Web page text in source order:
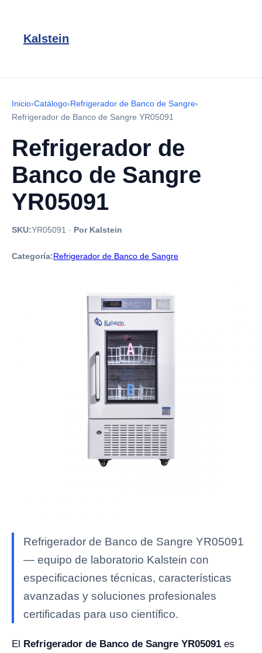
Kalstein
Inicio›Catálogo›Refrigerador de Banco de Sangre›
Refrigerador de Banco de Sangre YR05091
Refrigerador de
Banco de Sangre
YR05091
SKU:YR05091 · Por Kalstein
Categoría:Refrigerador de Banco de Sangre
Refrigerador de Banco de Sangre YR05091
— equipo de laboratorio Kalstein con
especificaciones técnicas, características
avanzadas y soluciones profesionales
certificadas para uso científico.
El Refrigerador de Banco de Sangre YR05091 es